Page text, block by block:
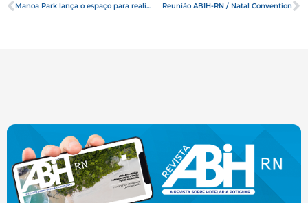
Manoa Park lança o espaço para realização de eventos Reunião ABIH-RN / Natal Convention